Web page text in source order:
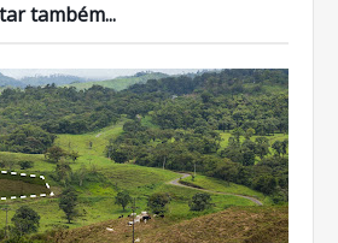
também...